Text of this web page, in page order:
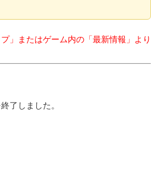
またはゲーム内の「最新情報」より
了しました。